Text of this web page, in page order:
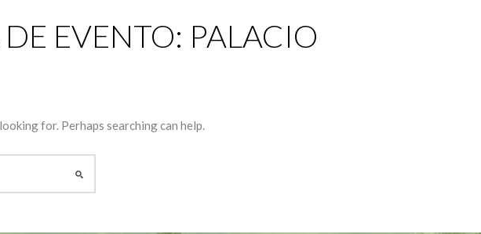
EVENTO: PALACIO
for. Perhaps searching can help.